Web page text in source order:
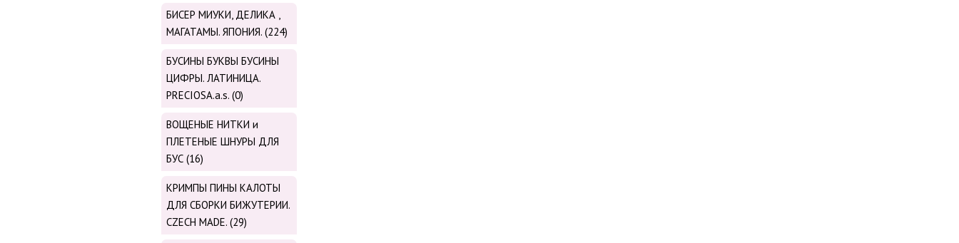
БИСЕР МИУКИ, ДЕЛИКА ,
МАГАТАМЫ. ЯПОНИЯ. (224)
БУСИНЫ БУКВЫ БУСИНЫ
ЦИФРЫ. ЛАТИНИЦА.
PRECIOSA.a.s. (0)
ВОЩЕНЫЕ НИТКИ и
ПЛЕТЕНЫЕ ШНУРЫ ДЛЯ
БУС (16)
КРИМПЫ ПИНЫ КАЛОТЫ
ДЛЯ СБОРКИ БИЖУТЕРИИ.
CZECH MADE. (29)